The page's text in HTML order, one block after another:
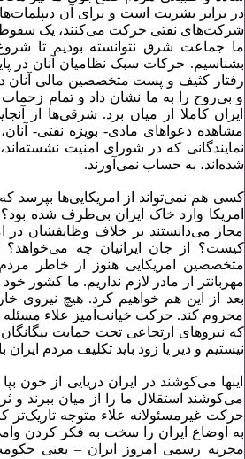
در برابر بشریت است و برای آن
شرکت‌های نفتی حرکت می‌کنند، یک
ما جماعت شرق نتوانسته بودیم تا
بشناسیم. حرکات سبک نظامیان آنان در
رفتار کثیف و پست متخصصین مالی آنان
و بی‌روح را به ما نشان داد و تمام زحمات
ایران کاملا از میان برد. شرقی‌ها از
مشاهده دعواهای مادی- بویژه نفتی-
نمایندگانی که در شورای امنیت
شده‌اند، به حساب نمی‌آورند.
کسی هم نمی‌تواند از امریکایی‌ها بپرسد
امریکا وارد خاک ایران بی‌طرف شده
مجاز می‌دانستند بر خلاف وظایفشان در
کیست؟ از جان ایرانیان چه می‌خواهد؟
متخصصین امریکایی هنوز از خاطر
مهربانتر از مادر لازم نداریم. ما کشور
بعد از این هم خواهیم کرد. هیچ نیروی
محروم کند. حرکت خیانت‌آمیز علاء مسئله
که نیروهای ارتجاعی تحت حمایت
نیستیم و دیر یا زود باید تکلیف مردم
اینها می‌کوشند در ایران دریایی از خون
می‌کوشند استقلال ما را از میان ببرند و
حرکت غیرمسئولانه علاء متوجه
به اوضاع ایران را سخت به فکر کردن
مجریه رسمی امروز ایران – یعنی